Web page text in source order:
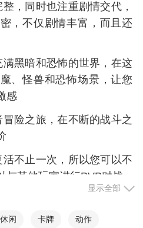
，同时也注重剧情交代，
，不仅剧情丰富，而且还
黑暗和恐怖的世界，在这
、怪兽和恐怖场景，让您
感
险之旅，在不断的战斗之
不止一次，所以您可以不
与其他玩家进行PVP对战
技、战斗竞赛等，满足不
显示全部
休闲 卡牌 动作